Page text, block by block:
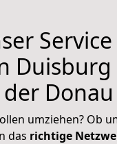
Donau
umziehen? Ob
das richtige